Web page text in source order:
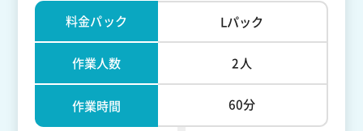
料金パック Lパック
作業人数 2人
作業時間 60分